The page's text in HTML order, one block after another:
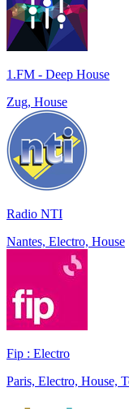
1.FM - Deep House
Zug, House
Radio NTI
Nantes, Electro, House
Fip : Electro
Paris, Electro, House,